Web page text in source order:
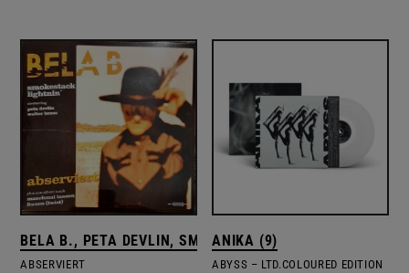
BELA B., PETA DEVLIN, SMOKESTACK LIGHTNIN' (2),
ABSERVIERT
ANIKA (9)
ABYSS – LTD.COLOURED EDITION